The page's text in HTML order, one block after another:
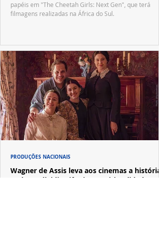
papéis em "The Cheetah Girls: Next Gen", que terá
filmagens realizadas na África do Sul.
Wagner de Assis leva aos cinemas a história
real que dividiu ciência e espiritualidade
PRODUÇÕES NACIONAIS